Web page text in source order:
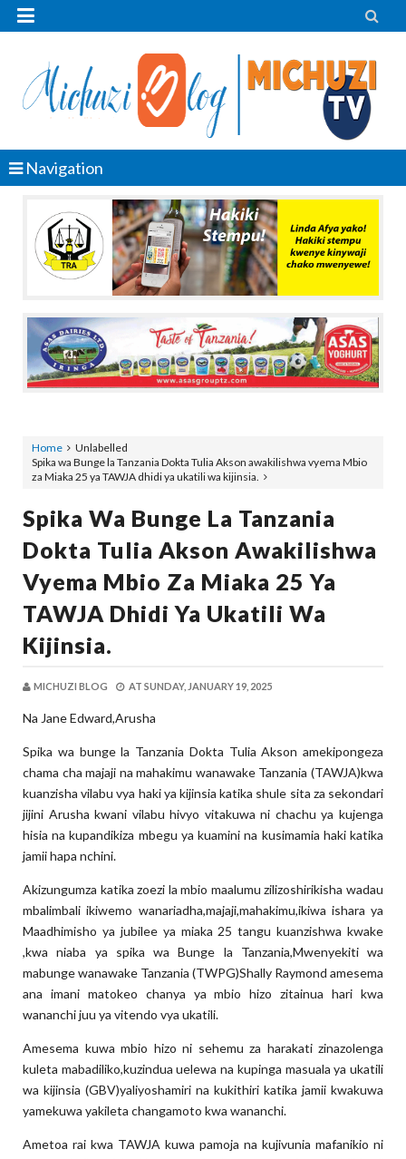
 
Navigation
Home
Unlabelled
Spika wa Bunge la Tanzania Dokta Tulia Akson awakilishwa vyema Mbio
za Miaka 25 ya TAWJA dhidi ya ukatili wa kijinsia.
Spika Wa Bunge La Tanzania
Dokta Tulia Akson Awakilishwa
Vyema Mbio Za Miaka 25 Ya
TAWJA Dhidi Ya Ukatili Wa
Kijinsia.
MICHUZI BLOG AT SUNDAY, JANUARY 19, 2025
Na Jane Edward,Arusha
Spika wa bunge la Tanzania Dokta Tulia Akson amekipongeza
chama cha majaji na mahakimu wanawake Tanzania (TAWJA)kwa
kuanzisha vilabu vya haki ya kijinsia katika shule sita za sekondari
jijini Arusha kwani vilabu hivyo vitakuwa ni chachu ya kujenga
hisia na kupandikiza mbegu ya kuamini na kusimamia haki katika
jamii hapa nchini.
Akizungumza katika zoezi la mbio maalumu zilizoshirikisha wadau
mbalimbali ikiwemo wanariadha,majaji,mahakimu,ikiwa ishara ya
Maadhimisho ya jubilee ya miaka 25 tangu kuanzishwa kwake
,kwa niaba ya spika wa Bunge la Tanzania,Mwenyekiti wa
mabunge wanawake Tanzania (TWPG)Shally Raymond amesema
ana imani matokeo chanya ya mbio hizo zitainua hari kwa
wananchi juu ya vitendo vya ukatili.
Amesema kuwa mbio hizo ni sehemu za harakati zinazolenga
kuleta mabadiliko,kuzindua uelewa na kupinga masuala ya ukatili
wa kijinsia (GBV)yaliyoshamiri na kukithiri katika jamii kwakuwa
yamekuwa yakileta changamoto kwa wananchi.
Ametoa rai kwa TAWJA kuwa pamoja na kujivunia mafanikio ni